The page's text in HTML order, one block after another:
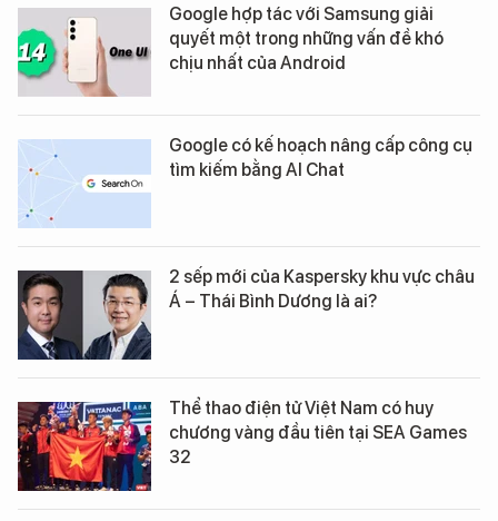
Google hợp tác với Samsung giải
quyết một trong những vấn đề khó
chịu nhất của Android
Google có kế hoạch nâng cấp công cụ
tìm kiếm bằng AI Chat
2 sếp mới của Kaspersky khu vực châu
Á – Thái Bình Dương là ai?
Thể thao điện tử Việt Nam có huy
chương vàng đầu tiên tại SEA Games
32